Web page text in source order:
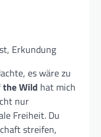
Erkundung
es wäre zu
the Wild hat mich
nur
Freiheit. Du
streifen,